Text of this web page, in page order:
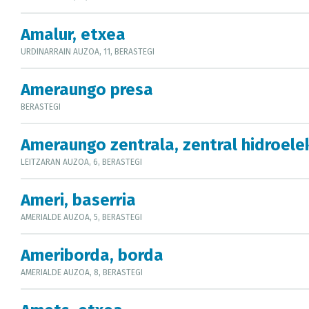
Amalur, etxea
URDINARRAIN AUZOA, 11, BERASTEGI
Ameraungo presa
BERASTEGI
Ameraungo zentrala, zentral
LEITZARAN AUZOA, 6, BERASTEGI
Ameri, baserria
AMERIALDE AUZOA, 5, BERASTEGI
Ameriborda, borda
AMERIALDE AUZOA, 8, BERASTEGI